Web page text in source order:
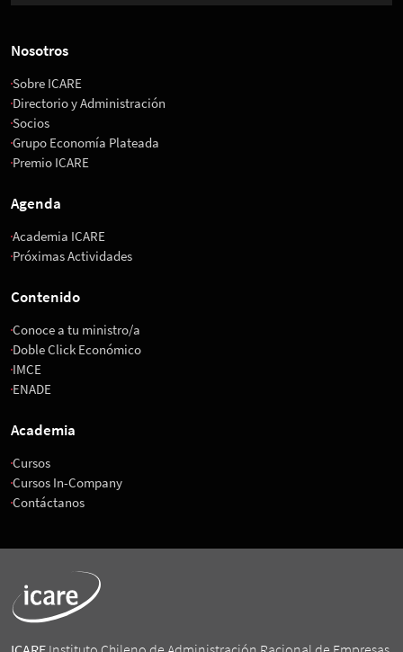
Nosotros
Sobre ICARE
Directorio y Administración
Socios
Grupo Economía Plateada
Premio ICARE
Agenda
Academia ICARE
Próximas Actividades
Contenido
Conoce a tu ministro/a
Doble Click Económico
IMCE
ENADE
Academia
Cursos
Cursos In-Company
Contáctanos